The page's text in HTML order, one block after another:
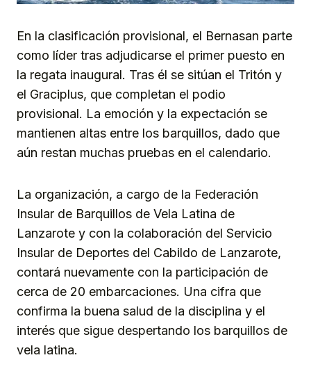
En la clasificación provisional, el Bernasan parte
como líder tras adjudicarse el primer puesto en
la regata inaugural. Tras él se sitúan el Tritón y
el Graciplus, que completan el podio
provisional. La emoción y la expectación se
mantienen altas entre los barquillos, dado que
aún restan muchas pruebas en el calendario.
La organización, a cargo de la Federación
Insular de Barquillos de Vela Latina de
Lanzarote y con la colaboración del Servicio
Insular de Deportes del Cabildo de Lanzarote,
contará nuevamente con la participación de
cerca de 20 embarcaciones. Una cifra que
confirma la buena salud de la disciplina y el
interés que sigue despertando los barquillos de
vela latina.